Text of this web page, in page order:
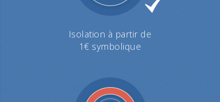
Isolation à partir de
1€ symbolique